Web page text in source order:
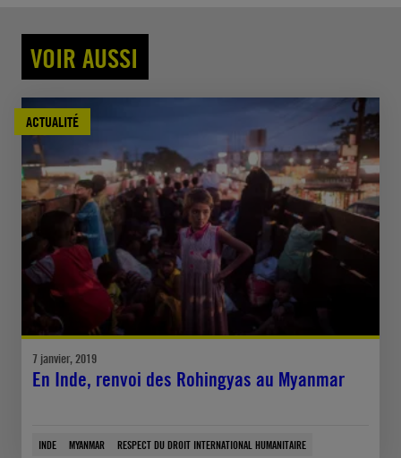
VOIR AUSSI
ACTUALITÉ
7 janvier, 2019
En Inde, renvoi des Rohingyas au Myanmar
INDE MYANMAR RESPECT DU DROIT INTERNATIONAL HUMANITAIRE